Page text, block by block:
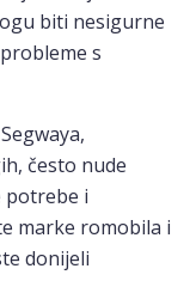
biti nesigurne
s
često nude
potrebe i
marke romobila i
donijeli